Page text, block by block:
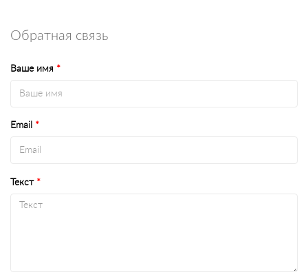
Обратная связь
Ваше имя *
Email *
Текст *